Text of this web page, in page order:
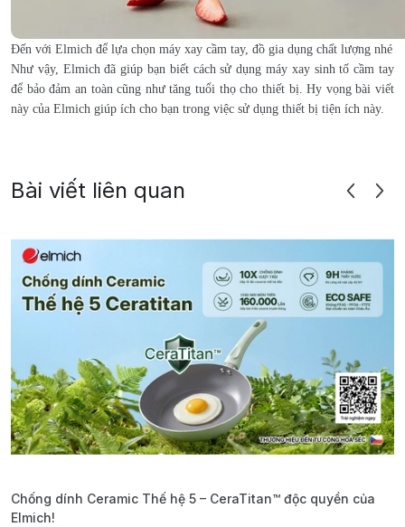
Đến với Elmich để lựa chọn máy xay cầm tay, đồ gia dụng chất lượng nhé
Như vậy, Elmich đã giúp bạn biết cách sử dụng máy xay sinh tố cầm tay
để bảo đảm an toàn cũng như tăng tuổi thọ cho thiết bị. Hy vọng bài viết
này của Elmich giúp ích cho bạn trong việc sử dụng thiết bị tiện ích này.
Bài viết liên quan
Chống dính Ceramic Thế hệ 5 – CeraTitan™ độc quyền của
Elmich!